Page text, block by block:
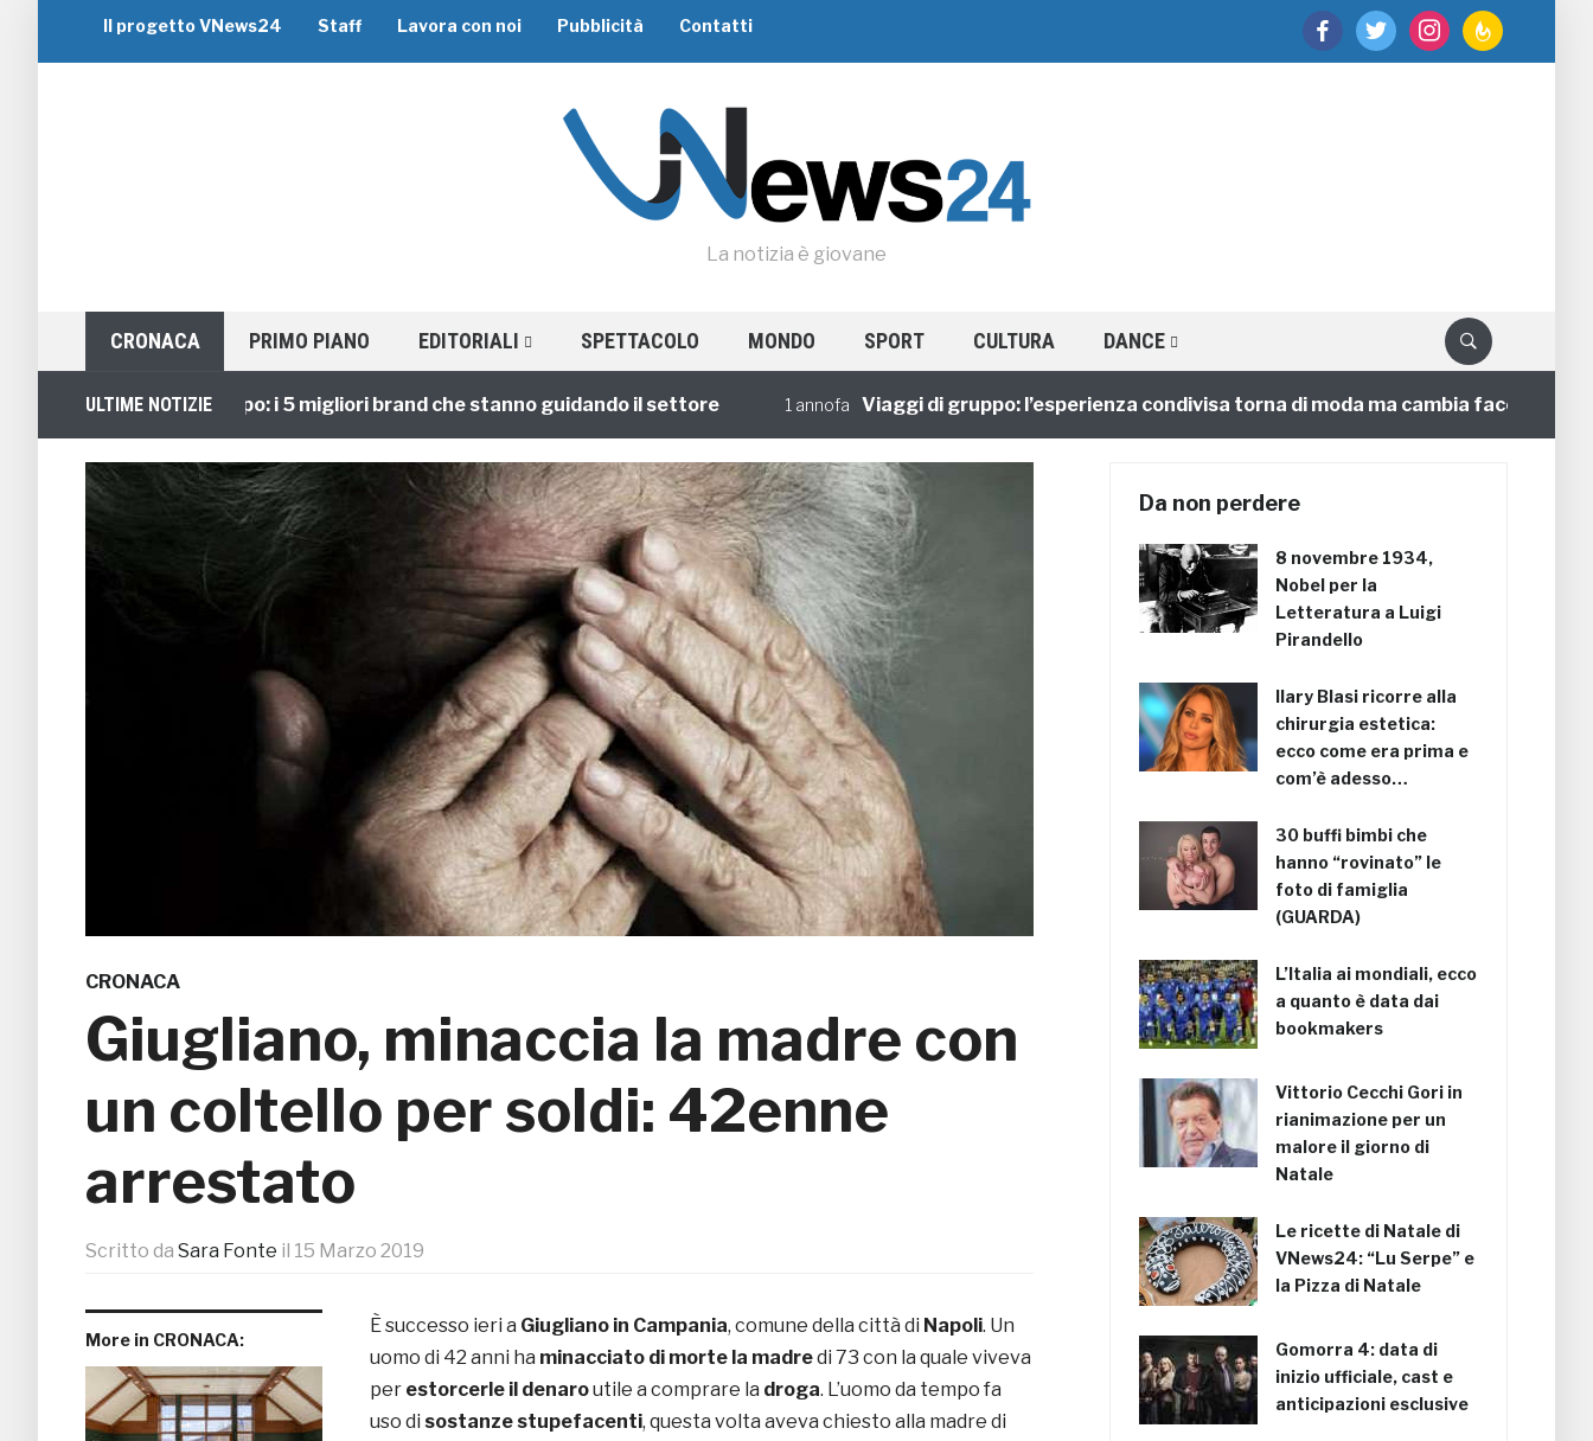
facebooktwitter instagramfeedburner
Il progetto VNews24 Staff Lavora con noi Pubblicità Contatti
La notizia è giovane
CRONACA PRIMO PIANO EDITORIALI SPETTACOLO MONDO SPORT CULTURA DANCE
ULTIME NOTIZIE
Viaggi di Gruppo: i 5 migliori brand che stanno guidando il settore 1 annofa Viaggi di gruppo: l’esperienza condivisa torna di moda ma cambia faccia
CRONACA
Giugliano, minaccia la madre con
un coltello per soldi: 42enne
arrestato
Scritto da Sara Fonte il 15 Marzo 2019
More in CRONACA:
È successo ieri a Giugliano in Campania, comune della città di Napoli. Un
uomo di 42 anni ha minacciato di morte la madredi 73 con la quale viveva
per estorcerle il denaroutile a comprare la droga. L’uomo da tempo fa
uso di sostanze stupefacenti, questa volta aveva chiesto alla madre di
Da non perdere
8 novembre 1934,
Nobel per la
Letteratura a Luigi
Pirandello
Ilary Blasi ricorre alla
chirurgia estetica:
ecco come era prima e
com’è adesso…
30 buffi bimbi che
hanno “rovinato” le
foto di famiglia
(GUARDA)
L’Italia ai mondiali, ecco
a quanto è data dai
bookmakers
Vittorio Cecchi Gori in
rianimazione per un
malore il giorno di
Natale
Le ricette di Natale di
VNews24: “Lu Serpe” e
la Pizza di Natale
Gomorra 4: data di
inizio ufficiale, cast e
anticipazioni esclusive